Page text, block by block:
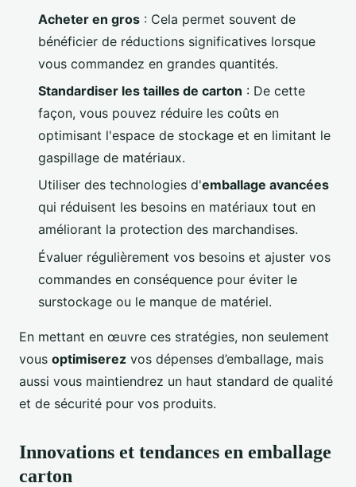
Acheter en gros : Cela permet souvent de
bénéficier de réductions significatives lorsque
vous commandez en grandes quantités.
Standardiser les tailles de carton : De cette
façon, vous pouvez réduire les coûts en
optimisant l'espace de stockage et en limitant le
gaspillage de matériaux.
Utiliser des technologies d'emballage avancées
qui réduisent les besoins en matériaux tout en
améliorant la protection des marchandises.
Évaluer régulièrement vos besoins et ajuster vos
commandes en conséquence pour éviter le
surstockage ou le manque de matériel.
En mettant en œuvre ces stratégies, non seulement
vous optimiserez vos dépenses d’emballage, mais
aussi vous maintiendrez un haut standard de qualité
et de sécurité pour vos produits.
Innovations et tendances en emballage
carton